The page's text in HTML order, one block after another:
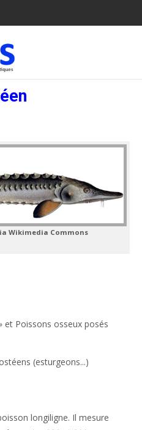
Wikimedia Commons
et Poissons osseux posés
(esturgeons...)
longiligne. Il mesure